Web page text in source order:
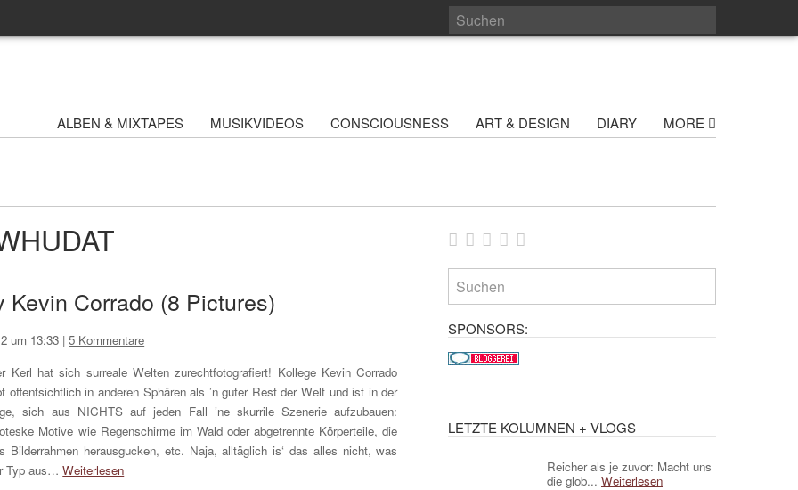
ALBEN & MIXTAPES MUSIKVIDEOS CONSCIOUSNESS ART & DESIGN DIARY MORE
Corrado (8 Pictures)
um 13:33 |5 Kommentare
Kerl hat sich surreale Welten zurechtfotografiert! Kollege Kevin Corrado
offentsichtlich in anderen Sphären als ’n guter Rest der Welt und ist in der
sich aus NICHTS auf jeden Fall ’ne skurrile Szenerie aufzubauen:
Motive wie Regenschirme im Wald oder abgetrennte Körperteile, die
Bilderrahmen herausgucken, etc. Naja, alltäglich is‘ das alles nicht, was
Typ aus…Weiterlesen
SPONSORS:
LETZTE KOLUMNEN + VLOGS
Reicher als je zuvor: Macht uns
die glob... Weiterlesen